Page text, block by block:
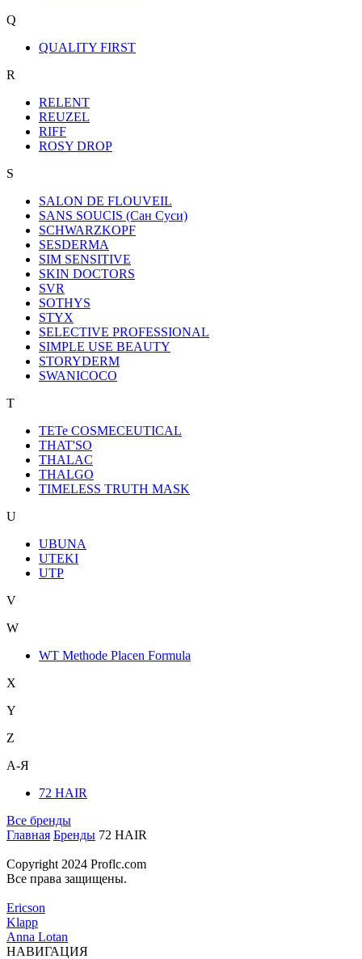
Q
QUALITY FIRST
R
RELENT
REUZEL
RIFF
ROSY DROP
S
SALON DE FLOUVEIL
SANS SOUCIS (Сан Суси)
SCHWARZKOPF
SESDERMA
SIM SENSITIVE
SKIN DOCTORS
SVR
SOTHYS
STYX
SELECTIVE PROFESSIONAL
SIMPLE USE BEAUTY
STORYDERM
SWANICOCO
T
TETe COSMECEUTICAL
THAT'SO
THALAC
THALGO
TIMELESS TRUTH MASK
U
UBUNA
UTEKI
UTP
V
W
WT Methode Placen Formula
X
Y
Z
А-Я
72 HAIR
Все бренды
Главная Бренды 72 HAIR
Copyright 2024 Proflc.com
Все права защищены.
Ericson
Klapp
Anna Lotan
НАВИГАЦИЯ